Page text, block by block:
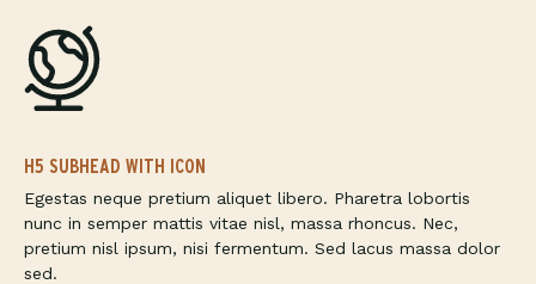
H5 SUBHEAD WITH ICON
Egestas neque pretium aliquet libero. Pharetra lobortis
nunc in semper mattis vitae nisl, massa rhoncus. Nec,
pretium nisl ipsum, nisi fermentum. Sed lacus massa dolor
sed.